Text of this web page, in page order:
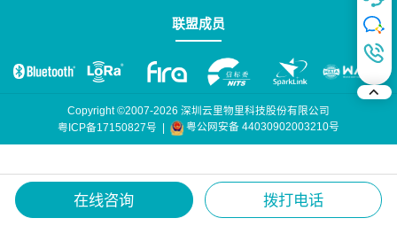
联盟成员
Copyright ©2007-2026 深圳云里物里科技股份有限公司
粤ICP备17150827号 | 粤公网安备 44030902003210号
在线咨询 拨打电话